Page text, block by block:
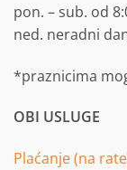
pon. – sub. od
ned. neradni
*praznicima
OBI USLUGE
Plaćanje (na